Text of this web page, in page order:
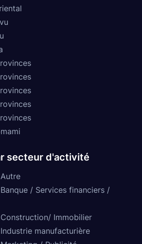
secteur d'activité
/ Services financiers /
Immobilier
manufacturière